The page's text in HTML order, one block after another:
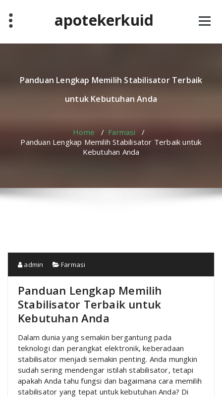
content
apotekerkuid
Panduan Lengkap Memilih Stabilisator Terbaik
untuk Kebutuhan Anda
Home / Farmasi /
Panduan Lengkap Memilih Stabilisator Terbaik untuk
Kebutuhan Anda
admin Farmasi
Panduan Lengkap Memilih
Stabilisator Terbaik untuk
Kebutuhan Anda
Dalam dunia yang semakin bergantung pada
teknologi dan perangkat elektronik, keberadaan
stabilisator menjadi semakin penting. Anda mungkin
sudah sering mendengar istilah stabilisator, tetapi
apakah Anda tahu fungsi dan bagaimana cara memilih
stabilisator yang tepat untuk kebutuhan Anda? Di